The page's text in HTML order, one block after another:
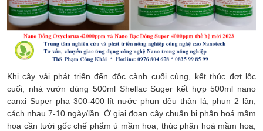
Khi cây vải phát triển đến độc cành cuối cùng, kết thúc đợt lộc
cuối, nhà vườn dùng 500ml Shellac Suger kết hợp 500ml nano
canxi Super pha 300-400 lít nước phun đều thân lá, phun 2 lần,
cách nhau 7-10 ngày/lần. Ở giai đoạn cây chuẩn bị phân hoá mầm
hoa cần tưới gốc chế phẩm ủ mầm hoa, thúc phân hoá mầm hoa,